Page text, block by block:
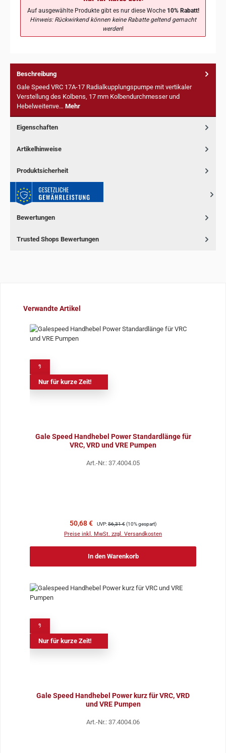
Auf ausgewählte Produkte gibt es nur diese Woche10% Rabatt!
Hinweis: Rückwirkend können keine Rabatte geltend gemacht
werden!
Beschreibung
Gale Speed VRC 17A-17 Radialkupplungspumpe mit vertikaler
Verstellung des Kolbens, 17 mm Kolbendurchmesser und
Hebelweitenve… Mehr
Eigenschaften
Artikelhinweise
Produktsicherheit
Bewertungen
Trusted Shops Bewertungen
Produktgalerie überspringen
Verwandte Artikel
Nur für kurze Zeit!
Gale Speed Handhebel Power Standardlänge für
VRC, VRD und VRE Pumpen
Art.-Nr.: 37.4004.05
Verkaufspreis:
50,68 € Regulärer Preis:
UVP:56,31 €(10% gespart)
Preise inkl. MwSt. zzgl. Versandkosten
In den Warenkorb
Nur für kurze Zeit!
Gale Speed Handhebel Power kurz für VRC, VRD
und VRE Pumpen
Art.-Nr.: 37.4004.06